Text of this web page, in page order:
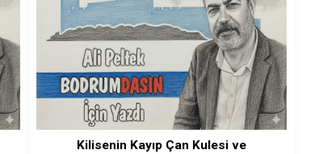
Kilisenin Kayıp Çan Kulesi ve